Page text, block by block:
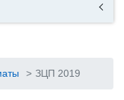
> ЗЦП 2019